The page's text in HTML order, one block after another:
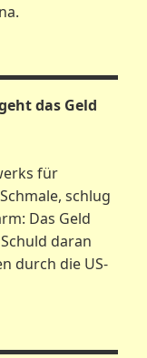
das Geld
für
schlug
Das Geld
daran
durch die US-